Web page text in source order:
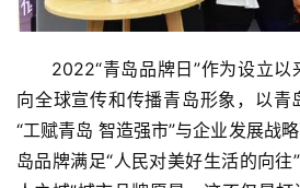
2022“青岛品牌日”作为设立
向全球宣传和传播青岛形象，以青
“工赋青岛 智造强市”与企业发展战
岛品牌满足“人民对美好生活的向往